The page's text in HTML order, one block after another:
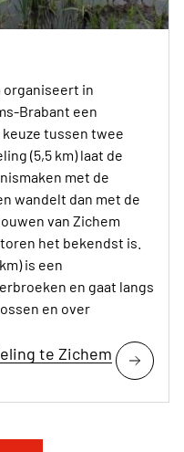
organiseert in
Brabant een
tussen twee
(5,5 km) laat de
met de
wandelt dan met de
van Zichem
het bekendst is.
is een
en gaat langs
en over
te Zichem